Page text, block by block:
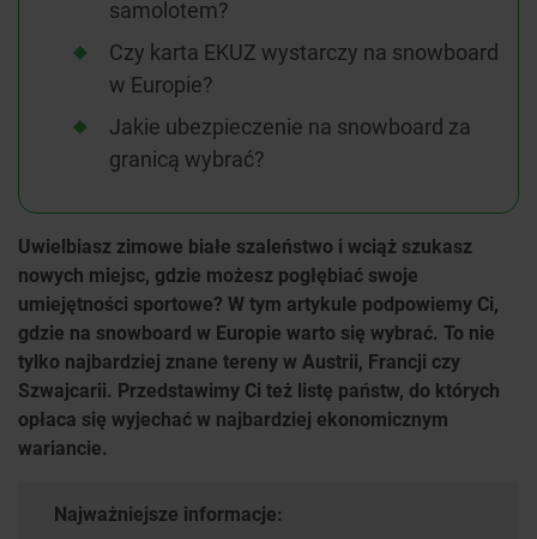
samolotem?
Czy karta EKUZ wystarczy na snowboard
w Europie?
Jakie ubezpieczenie na snowboard za
granicą wybrać?
Uwielbiasz zimowe białe szaleństwo i wciąż szukasz
nowych miejsc, gdzie możesz pogłębiać swoje
umiejętności sportowe? W tym artykule podpowiemy Ci,
gdzie na snowboard w Europie warto się wybrać. To nie
tylko najbardziej znane tereny w Austrii, Francji czy
Szwajcarii. Przedstawimy Ci też listę państw, do których
opłaca się wyjechać w najbardziej ekonomicznym
wariancie.
Najważniejsze informacje: